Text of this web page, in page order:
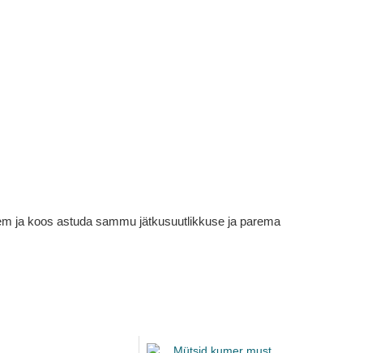
ja koos astuda sammu jätkusuutlikkuse ja parema